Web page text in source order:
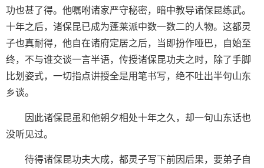
功也甚了得。他嘱咐诸家严守秘密，暗中教导诸保昆练武。
十年之后，诸保昆已成为蓬莱派中数一数二的人物。这都灵
子也真耐得，他自在诸府定居之后，当即扮作哑巴，自始至
终，不与谁交谈一言半语，传授诸保昆功夫之时，除了手脚
比划姿式，一切指点讲授全是用笔书写，绝不吐出半句山东
乡谈。
因此诸保昆虽和他朝夕相处十年之久，却一句山东话也
没听见过。
待得诸保昆功夫大成，都灵子写下前因后果，要弟子自